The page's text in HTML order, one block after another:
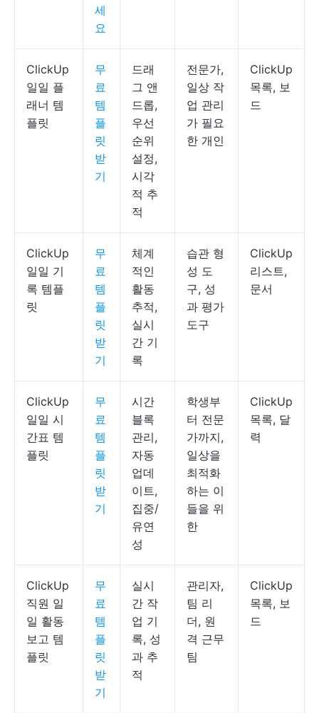
세
요
ClickUp
일일 플
래너 템
플릿
무
료
템
플
릿
받
기
드래
그 앤
드롭,
우선
순위
설정,
시각
적 추
적
전문가,
일상 작
업 관리
가 필요
한 개인
ClickUp
목록, 보
드
ClickUp
일일 기
록 템플
릿
무
료
템
플
릿
받
기
체계
적인
활동
추적,
실시
간 기
록
습관 형
성 도
구, 성
과 평가
도구
ClickUp
리스트,
문서
ClickUp
일일 시
간표 템
플릿
무
료
템
플
릿
받
기
시간
블록
관리,
자동
업데
이트,
집중/
유연
성
학생부
터 전문
가까지,
일상을
최적화
하는 이
들을 위
한
ClickUp
목록, 달
력
ClickUp
직원 일
일 활동
보고 템
플릿
무
료
템
플
릿
받
기
실시
간 작
업 기
록, 성
과 추
적
관리자,
팀 리
더, 원
격 근무
팀
ClickUp
목록, 보
드